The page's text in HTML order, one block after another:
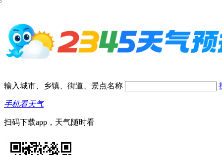
输入城市、乡镇、街道、景点名称
手机看天气
扫码下载app，天气随时看